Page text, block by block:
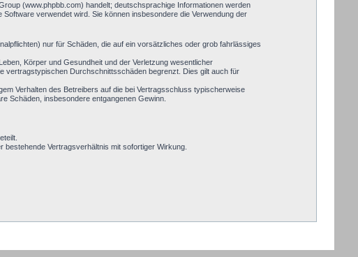
(www.phpbb.com) handelt; deutschsprachige Informationen werden
verwendet wird. Sie können insbesondere die Verwendung der
nur für Schäden, die auf ein vorsätzliches oder grob fahrlässiges
Körper und Gesundheit und der Verletzung wesentlicher
vertragstypischen Durchschnittsschäden begrenzt. Dies gilt auch für
Verhalten des Betreibers auf die bei Vertragsschluss typischerweise
Schäden, insbesondere entgangenen Gewinn.
Vertragsverhältnis mit sofortiger Wirkung.